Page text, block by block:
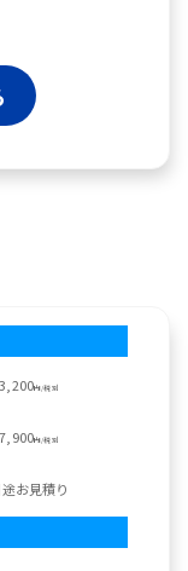
3,200円/税別
7,900円/税別
お見積り